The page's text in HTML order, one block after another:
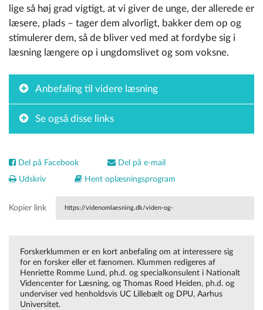
lige så høj grad vigtigt, at vi giver de unge, der allerede er
læsere, plads – tager dem alvorligt, bakker dem op og
stimulerer dem, så de bliver ved med at fordybe sig i
læsning længere op i ungdomslivet og som voksne.
Anbefaling til videre læsning
Se også disse links
Del på Facebook
Del på e-mail
Udskriv
Hent oplæsningsprogram
Kopier link https://videnomlaesning.dk/viden-og-
kan-de-laere-os/
Forskerklummen er en kort anbefaling om at interessere sig
for en forsker eller et fænomen. Klummen redigeres af
Henriette Romme Lund, ph.d. og specialkonsulent i Nationalt
Videncenter for Læsning, og Thomas Roed Heiden, ph.d. og
underviser ved henholdsvis UC Lillebælt og DPU, Aarhus
Universitet.